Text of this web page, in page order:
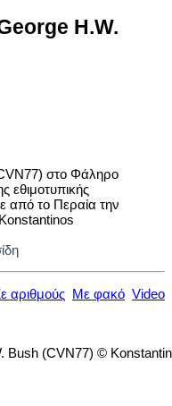
H.W.
αριθμούς Με φακό Video